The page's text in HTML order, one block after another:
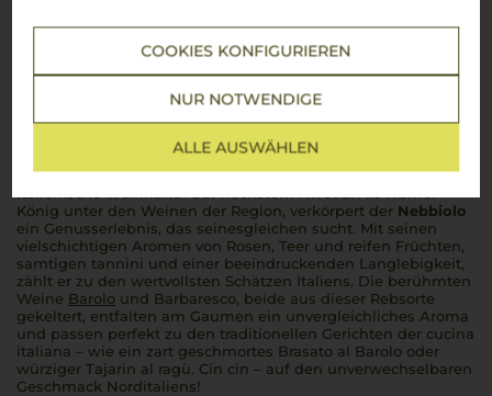
COOKIES KONFIGURIEREN
NUR NOTWENDIGE
ALLE AUSWÄHLEN
Über die Rebsorte
Der König der Piemonteser Weine
Nebbiolo– die edle Rebsorte desPiemontsteht für
König unter den Weinen der Region, verkörpert der Nebbiolo
ein Genusserlebnis, das seinesgleichen sucht. Mit seinen
vielschichtigen Aromen von Rosen, Teer und reifen Früchten,
samtigen tannini und einer beeindruckenden Langlebigkeit,
zählt er zu den wertvollsten Schätzen Italiens. Die berühmten
Weine Barolo und Barbaresco, beide aus dieser Rebsorte
gekeltert, entfalten am Gaumen ein unvergleichliches Aroma
und passen perfekt zu den traditionellen Gerichten der cucina
italiana – wie ein zart geschmortes Brasato al Barolo oder
würziger Tajarin al ragù. Cin cin – auf den unverwechselbaren
Geschmack Norditaliens!